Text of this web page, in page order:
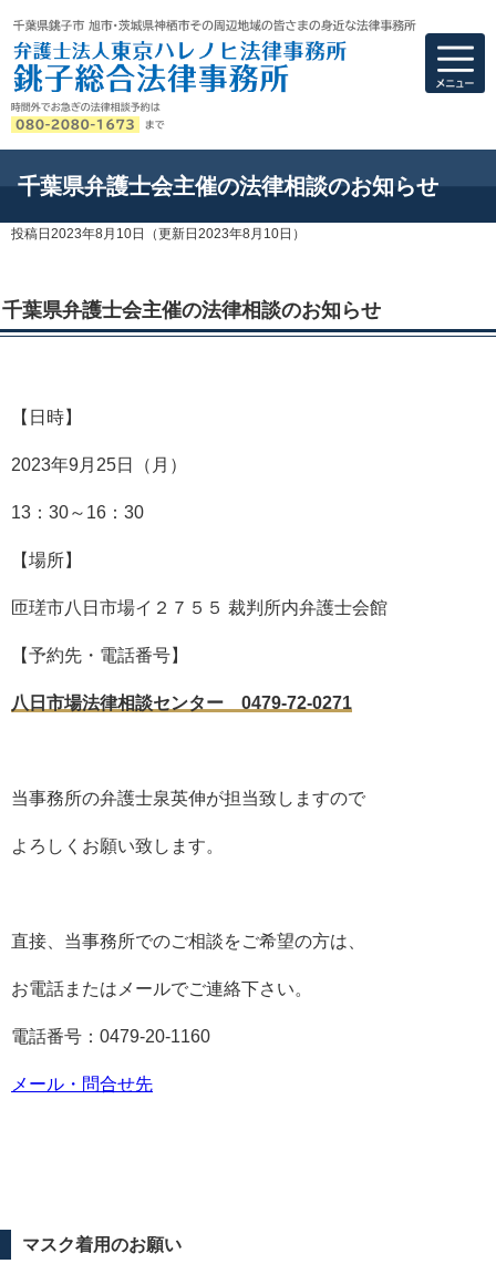
弁護士法人東京
千葉県弁護士会主催の法律相談のお知らせ
投稿日2023年8月10日 （更新日2023年8月10日）
千葉県弁護士会主催の法律相談のお知らせ
【日時】
2023年9月 25日（月）
13 ： 30～ 16 ： 30
【場所】
匝瑳市八日市場イ２７５５ 裁判所内弁護士会館
【予約先・電話番号】
八日市場法律相談センター 0479-72-0271
当事務所の弁護士泉英伸が担当致しますので
よろしくお願い致します。
直接、当事務所でのご相談をご希望の方は、
お電話またはメールでご連絡下さい。
電話番号： 0479-20-1160
メール・問合せ先
マスク着用のお願い